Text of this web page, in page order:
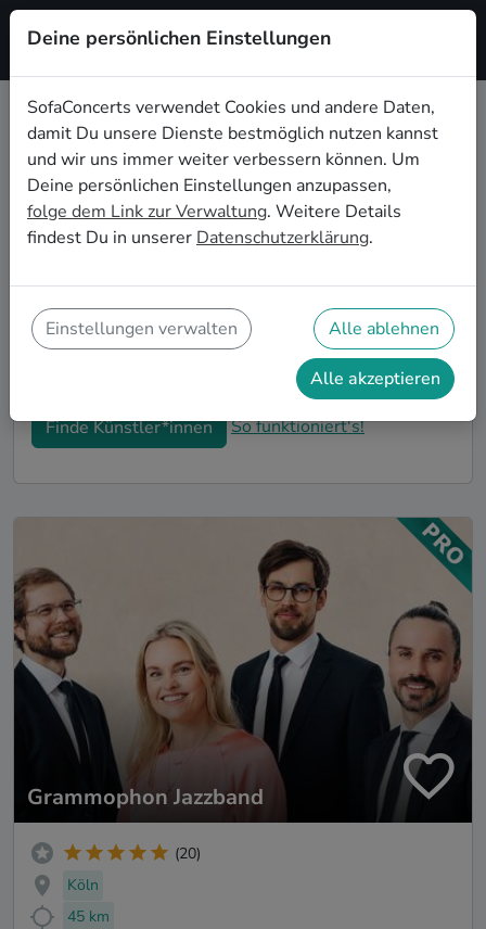
Registrieren
Soul Live-Musik für die
Geburtstagsfeier in
Mönchengladbach
Du möchtest Deine diesjährige Geburtstagsfeier in
Hier findest Du Soul Musiker*innen und Bands für
Deine Geburtstagsfeier in Mönchengladbach, die
genau zu Deiner Feier und Deinen Wünschen passen.
Finde Künstler*innen So funktioniert's!
Grammophon Jazzband
(20)
Köln
45 km
Deine persönlichen Einstellungen
SofaConcerts verwendet Cookies und andere Daten,
damit Du unsere Dienste bestmöglich nutzen kannst
und wir uns immer weiter verbessern können. Um
Deine persönlichen Einstellungen anzupassen,
folge dem Link zur Verwaltung. Weitere Details
findest Du in unserer Datenschutzerklärung.
Einstellungen verwalten Alle ablehnen
Alle akzeptieren